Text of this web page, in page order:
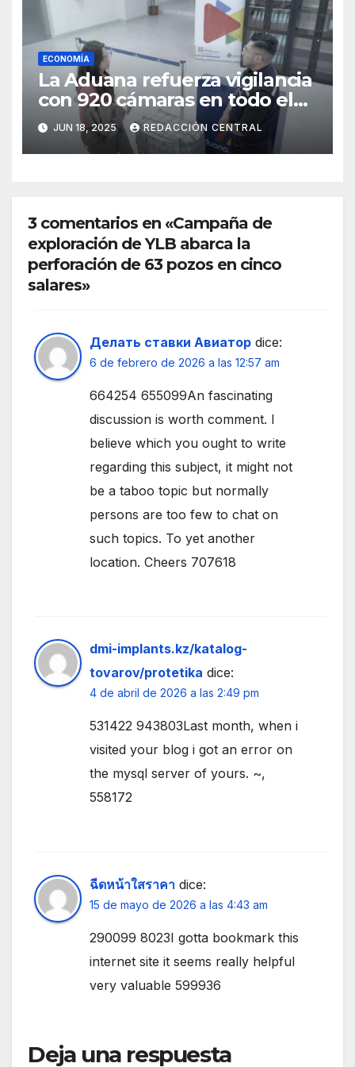
ECONOMÍA
La Aduana refuerza vigilancia
con 920 cámaras en todo el
país
JUN 18, 2025 REDACCIÓN CENTRAL
3 comentarios en «Campaña de
exploración de YLB abarca la
perforación de 63 pozos en cinco
salares»
Делать ставки Авиатор dice:
6 de febrero de 2026 a las 12:57 am
664254 655099An fascinating
discussion is worth comment. I
believe which you ought to write
regarding this subject, it might not
be a taboo topic but normally
persons are too few to chat on
such topics. To yet another
location. Cheers 707618
dmi-implants.kz/katalog-
tovarov/protetika dice:
4 de abril de 2026 a las 2:49 pm
531422 943803Last month, when i
visited your blog i got an error on
the mysql server of yours. ~,
558172
ฉีดหน้าใสราคา dice:
15 de mayo de 2026 a las 4:43 am
290099 8023I gotta bookmark this
internet site it seems really helpful
very valuable 599936
Deja una respuesta